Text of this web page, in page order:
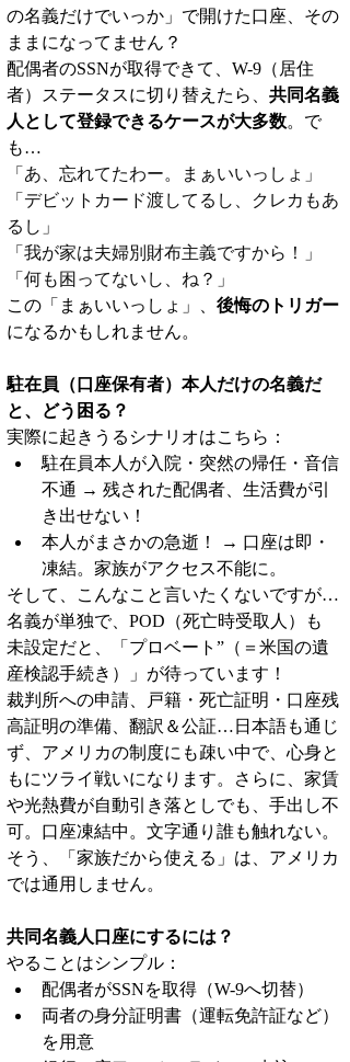
の名義だけでいっか」で開けた口座、その
ままになってません？
配偶者のSSNが取得できて、W-9（居住
者）ステータスに切り替えたら、 共同名義
人として登録できるケースが大多数。で
も…
「あ、忘れてたわー。まぁいいっしょ」
「デビットカード渡してるし、クレカもあ
るし」
「我が家は夫婦別財布主義ですから！」
「何も困ってないし、ね？」
この「まぁいいっしょ」、 後悔のトリガー
になるかもしれません。
駐在員（口座保有者）本人だけの名義だ
と、どう困る？
実際に起きうるシナリオはこちら：
駐在員本人が入院・突然の帰任・音信
不通 → 残された配偶者、生活費が引
き出せない！
本人がまさかの急逝！ → 口座は即・
凍結。家族がアクセス不能に。
そして、こんなこと言いたくないですが…
名義が単独で、POD（死亡時受取人）も
未設定だと、「プロベート”（＝米国の遺
産検認手続き）」が待っています！
裁判所への申請、戸籍・死亡証明・口座残
高証明の準備、翻訳＆公証…日本語も通じ
ず、アメリカの制度にも疎い中で、心身と
もにツライ戦いになります。さらに、家賃
や光熱費が自動引き落としでも、手出し不
可。口座凍結中。文字通り誰も触れない。
そう、「家族だから使える」は、アメリカ
では通用しません。
共同名義人口座にするには？
やることはシンプル：
配偶者がSSNを取得（W-9へ切替）
両者の身分証明書（運転免許証など）
を用意